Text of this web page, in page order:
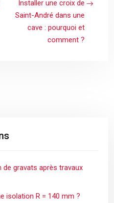
Installer une croix de
Saint-André dans une
cave : pourquoi et
comment ?
de gravats après travaux
isolation R = 140 mm ?